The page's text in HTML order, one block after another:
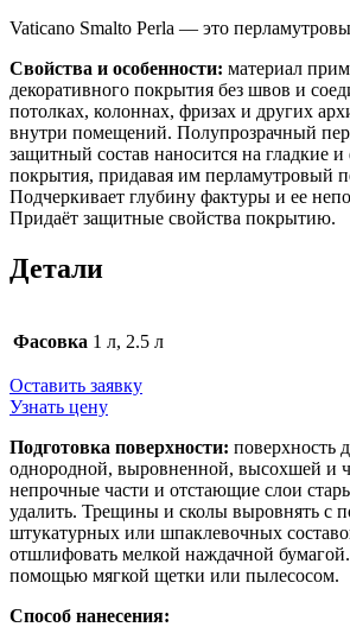
Vaticano Smalto Perla — это
Свойства и особенности: материал
декоративного покрытия без швов и
потолках, колоннах, фризах и других
внутри помещений. Полупрозрачный
защитный состав наносится на гладкие
покрытия, придавая им перламутровый
Подчеркивает глубину фактуры и ее
Придаёт защитные свойства покрытию.
Детали
Фасовка 1 л, 2.5 л
Оставить заявку
Узнать цену
Подготовка поверхности: поверхность
однородной, выровненной, высохшей и
непрочные части и отстающие слои
удалить. Трещины и сколы выровнять с
штукатурных или шпаклевочных
отшлифовать мелкой наждачной
помощью мягкой щетки или пылесосом.
Способ нанесения: